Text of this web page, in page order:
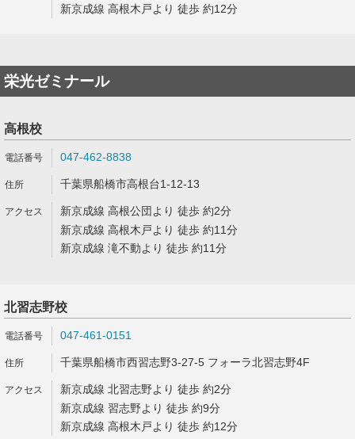
新京成線 高根木戸より 徒歩 約12分
栄光ゼミナール
高根校
047-462-8838
千葉県船橋市高根台1-12-13
新京成線 高根公団より 徒歩 約2分
新京成線 高根木戸より 徒歩 約11分
新京成線 滝不動より 徒歩 約11分
北習志野校
047-461-0151
千葉県船橋市西習志野3-27-5 フォーラ北習志野4F
新京成線 北習志野より 徒歩 約2分
新京成線 習志野より 徒歩 約9分
新京成線 高根木戸より 徒歩 約12分